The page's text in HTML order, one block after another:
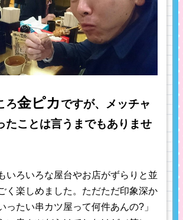
ろ金ピカですが、メッチャ
たことは言うまでもありませ
いろいろな屋台やお店がずらりと並
く楽しめました。ただただ印象深か
ったい串カツ屋って何件あんの?」